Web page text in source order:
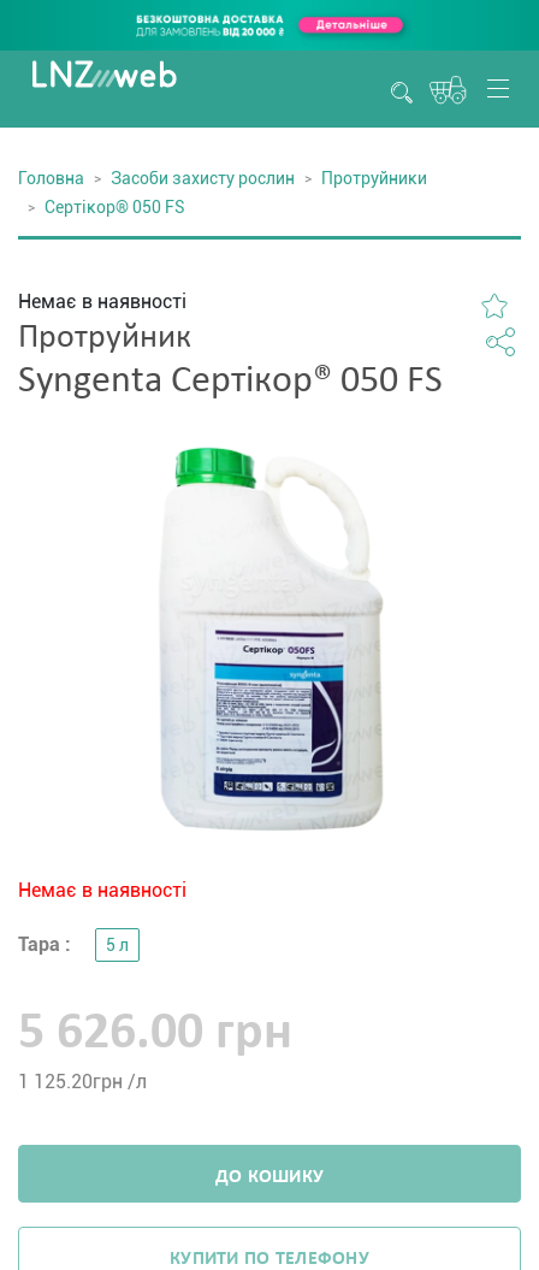
Головна Засоби захисту рослин
Протруйники
Сертікор® 050 FS
Немає в наявності
Протруйник
Syngenta Сертікор® 050 FS
Немає в наявності
Тара : 5 л
5 626.00 грн
1 125.20грн /л
ДО КОШИКУ
КУПИТИ ПО ТЕЛЕФОНУ